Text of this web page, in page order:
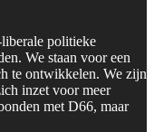
politieke
We staan voor een
te ontwikkelen. We zijn
inzet voor meer
met D66, maar